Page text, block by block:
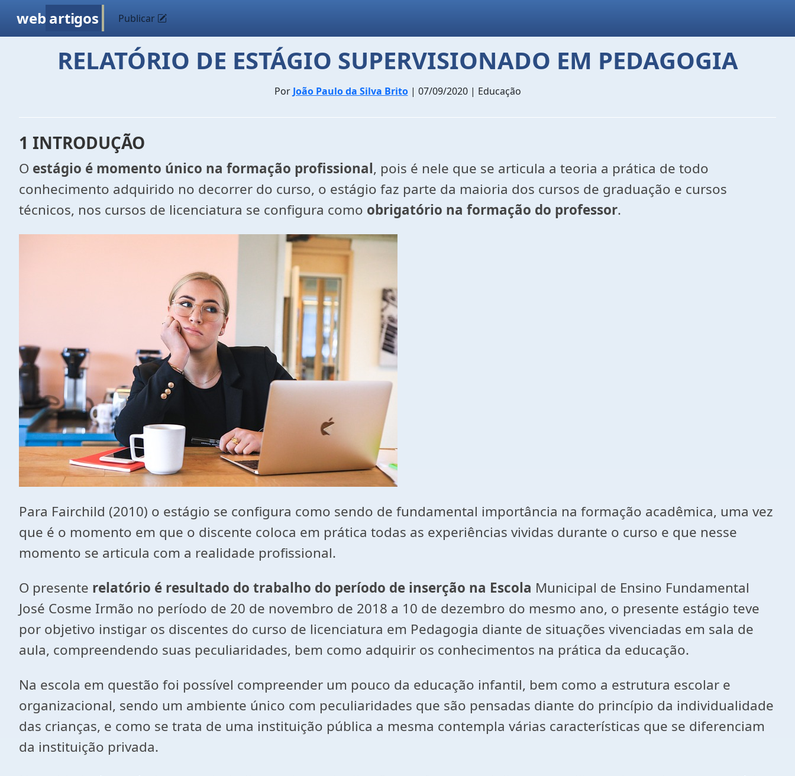
web artigos Publicar
RELATÓRIO DE ESTÁGIO SUPERVISIONADO EM PEDAGOGIA
Por João Paulo da Silva Brito| 07/09/2020 | Educação
1 INTRODUÇÃO
O estágio é momento único na formação profissional, pois é nele que se articula a teoria a prática de todo
conhecimento adquirido no decorrer do curso, o estágio faz parte da maioria dos cursos de graduação e cursos
técnicos, nos cursos de licenciatura se configura como obrigatório na formação do professor.
Para Fairchild (2010) o estágio se configura como sendo de fundamental importância na formação acadêmica, uma vez
que é o momento em que o discente coloca em prática todas as experiências vividas durante o curso e que nesse
momento se articula com a realidade profissional.
O presente relatório é resultado do trabalho do período de inserção na Escola Municipal de Ensino Fundamental
José Cosme Irmão no período de 20 de novembro de 2018 a 10 de dezembro do mesmo ano, o presente estágio teve
por objetivo instigar os discentes do curso de licenciatura em Pedagogia diante de situações vivenciadas em sala de
aula, compreendendo suas peculiaridades, bem como adquirir os conhecimentos na prática da educação.
Na escola em questão foi possível compreender um pouco da educação infantil, bem como a estrutura escolar e
organizacional, sendo um ambiente único com peculiaridades que são pensadas diante do princípio da individualidade
das crianças, e como se trata de uma instituição pública a mesma contempla várias características que se diferenciam
da instituição privada.